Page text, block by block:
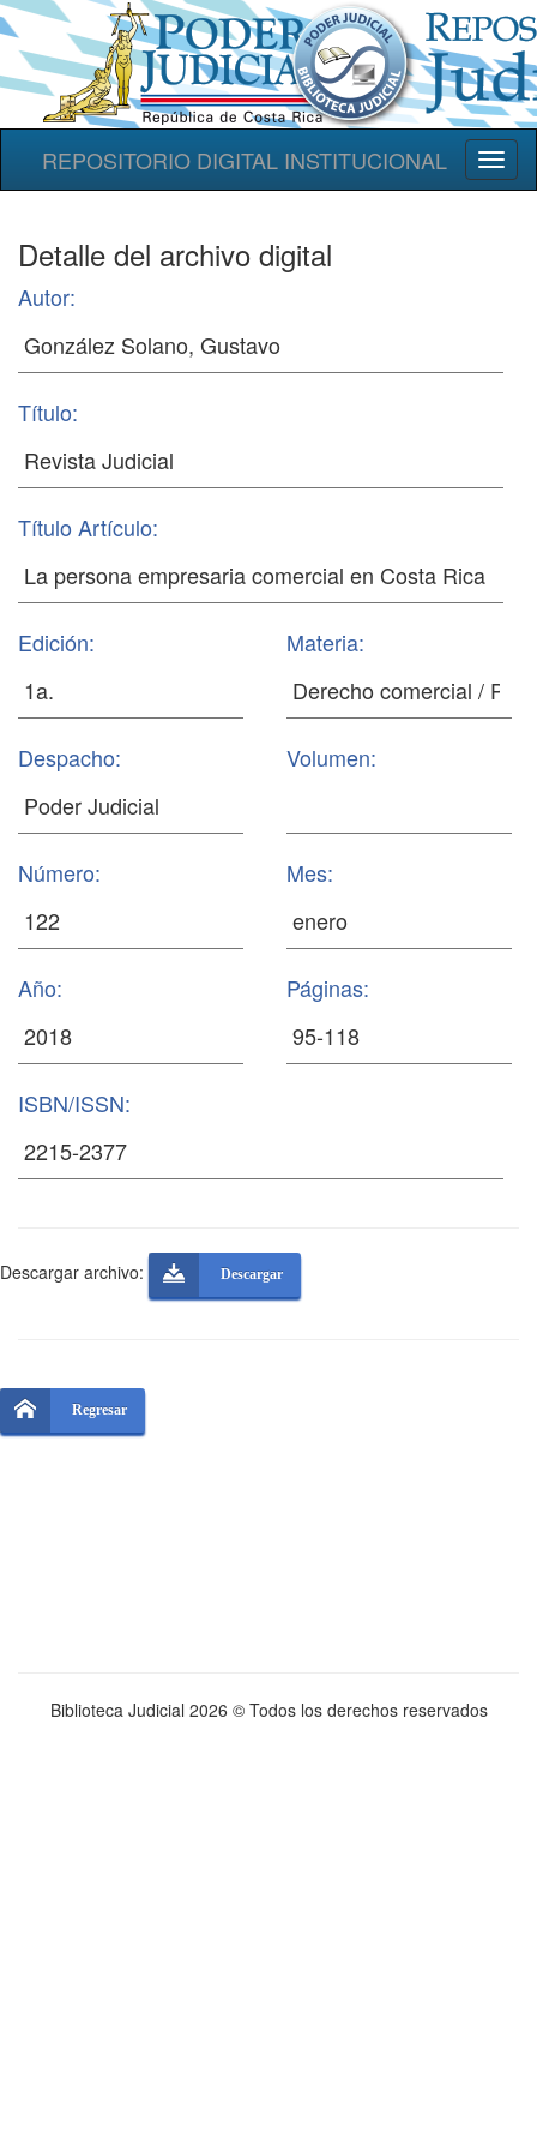
REPOSITORIO DIGITAL INSTITUCIONAL
Detalle del archivo digital
Autor:
Título:
Título Artículo:
Edición: Materia:
Despacho: Volumen:
Número: Mes:
Año: Páginas:
ISBN/ISSN:
Descargar archivo: Descargar
Regresar
Biblioteca Judicial 2026 © Todos los derechos reservados